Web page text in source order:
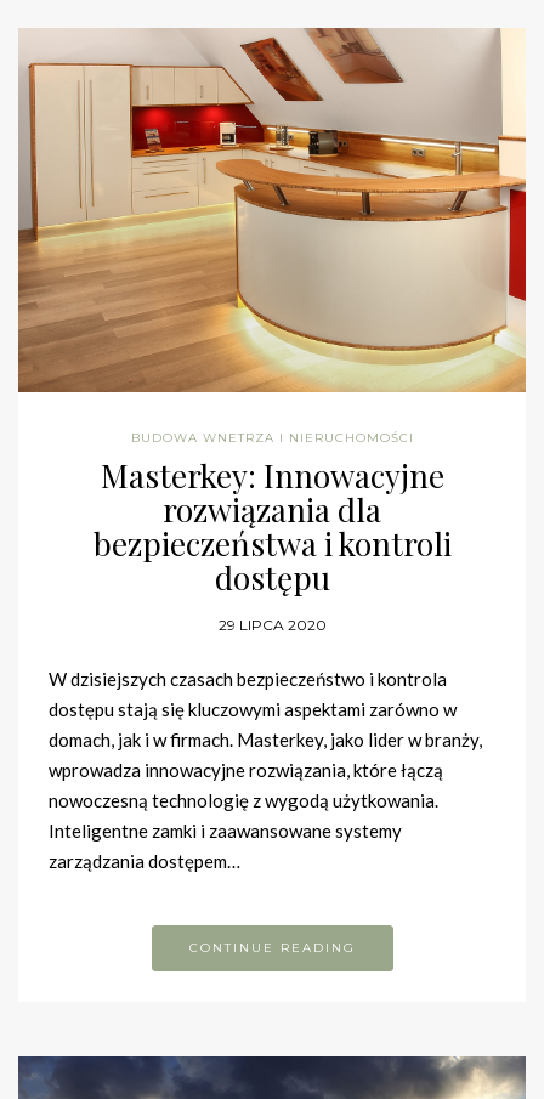
BUDOWA WNETRZA I NIERUCHOMOŚCI
Masterkey: Innowacyjne
rozwiązania dla
bezpieczeństwa i kontroli
dostępu
29 LIPCA 2020
W dzisiejszych czasach bezpieczeństwo i kontrola
dostępu stają się kluczowymi aspektami zarówno w
domach, jak i w firmach. Masterkey, jako lider w branży,
wprowadza innowacyjne rozwiązania, które łączą
nowoczesną technologię z wygodą użytkowania.
Inteligentne zamki i zaawansowane systemy
zarządzania dostępem…
CONTINUE READING